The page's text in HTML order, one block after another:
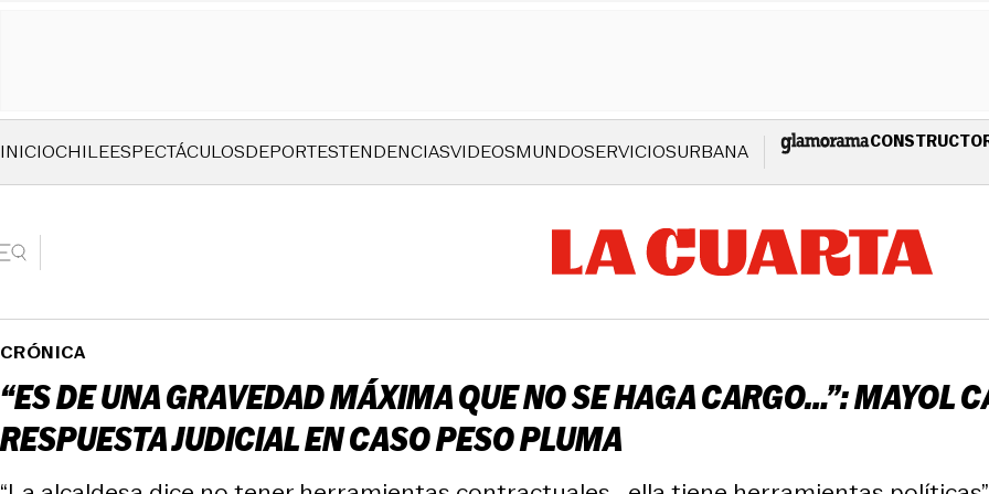
INICIOCHILEESPECTÁCULOSDEPORTESTENDENCIASVIDEOSMUNDOSERVICIOSURBANA
CRÓNICA
“ES DE UNA GRAVEDAD MÁXIMA QUE NO SE HAGA CARGO…”: MAYOL
RESPUESTA JUDICIAL EN CASO PESO PLUMA